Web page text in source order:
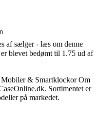
af sælger - læs om denne
blevet bedømt til 1.75 ud af
& Smartklockor Om
Sortimentet er
på markedet.